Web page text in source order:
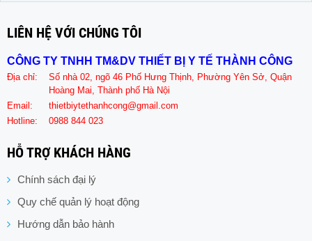
LIÊN HỆ VỚI CHÚNG TÔI
CÔNG TY TNHH TM&DV THIẾT BỊ Y TẾ THÀNH CÔNG
Địa chỉ:
Số nhà 02, ngõ 46 Phố Hưng Thịnh, Phường Yên Sở, Quận
Hoàng Mai, Thành phố Hà Nội
Email:
thietbiytethanhcong@gmail.com
Hotline:
0988 844 023
HỖ TRỢ KHÁCH HÀNG
Chính sách đại lý
Quy chế quản lý hoạt động
Hướng dẫn bảo hành